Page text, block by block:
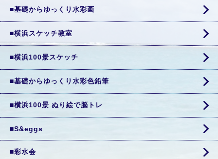
■基礎からゆっくり水彩画
■横浜スケッチ教室
■横浜100景スケッチ
■基礎からゆっくり水彩色鉛筆
■横浜100景 ぬり絵で脳トレ
■S&eggs
■彩水会